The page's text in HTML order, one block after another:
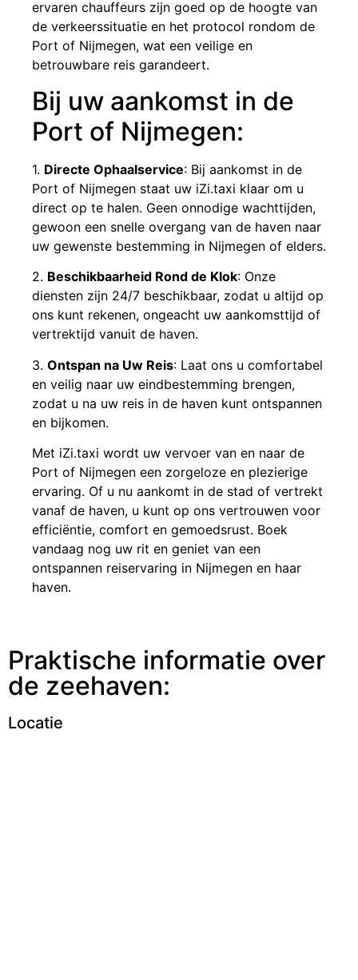
ervaren chauffeurs zijn goed op de hoogte van
de verkeerssituatie en het protocol rondom de
Port of Nijmegen, wat een veilige en
betrouwbare reis garandeert.
Bij uw aankomst in de
Port of Nijmegen:
1. Directe Ophaalservice: Bij aankomst in de
Port of Nijmegen staat uw iZi.taxi klaar om u
direct op te halen. Geen onnodige wachttijden,
gewoon een snelle overgang van de haven naar
uw gewenste bestemming in Nijmegen of elders.
2. Beschikbaarheid Rond de Klok: Onze
diensten zijn 24/7 beschikbaar, zodat u altijd op
ons kunt rekenen, ongeacht uw aankomsttijd of
vertrektijd vanuit de haven.
3. Ontspan na Uw Reis: Laat ons u comfortabel
en veilig naar uw eindbestemming brengen,
zodat u na uw reis in de haven kunt ontspannen
en bijkomen.
Met iZi.taxi wordt uw vervoer van en naar de
Port of Nijmegen een zorgeloze en plezierige
ervaring. Of u nu aankomt in de stad of vertrekt
vanaf de haven, u kunt op ons vertrouwen voor
efficiëntie, comfort en gemoedsrust. Boek
vandaag nog uw rit en geniet van een
ontspannen reiservaring in Nijmegen en haar
haven.
Praktische informatie over
de zeehaven:​
Locatie